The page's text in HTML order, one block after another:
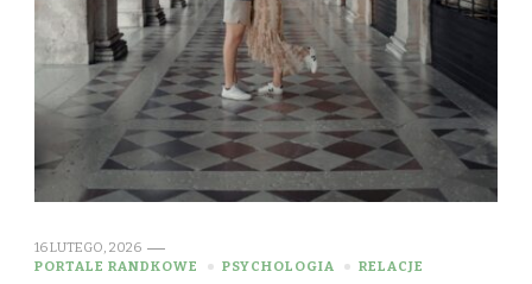
16 LUTEGO, 2026
PORTALE RANDKOWE
PSYCHOLOGIA RELACJE